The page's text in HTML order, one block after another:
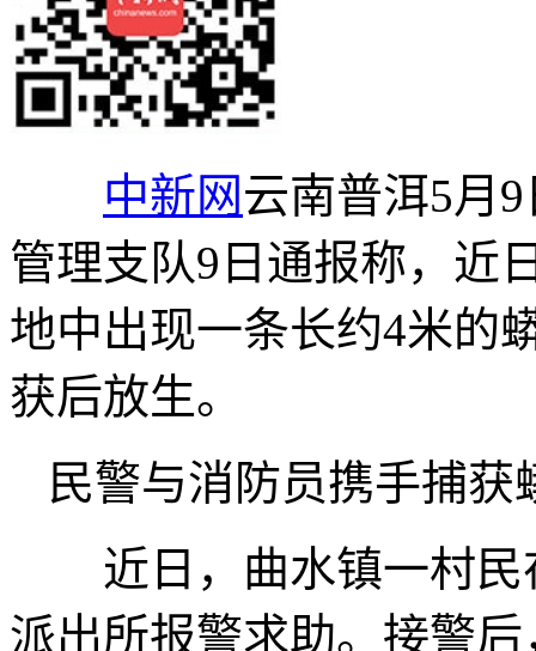
中新网云南普洱5月
管理支队9日通报称，近
地中出现一条长约4米的
获后放生。
民警与消防员携手捕获
近日，曲水镇一村民
派出所报警求助。接警